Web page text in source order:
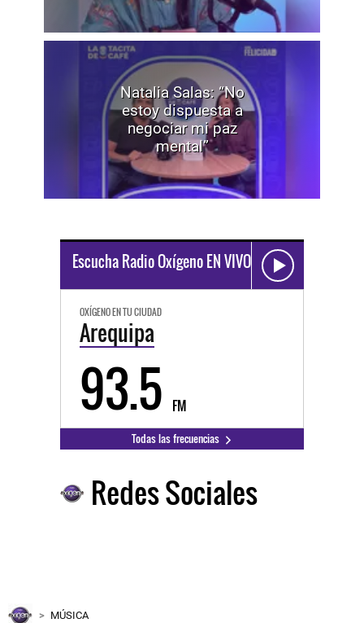
Natalia Salas: “No
estoy dispuesta a
negociar mi paz
mental”
Escucha Radio Oxígeno EN VIVO
OXÍGENO EN TU CIUDAD
Arequipa
93.5 FM
Todas las frecuencias
Redes Sociales
MÚSICA